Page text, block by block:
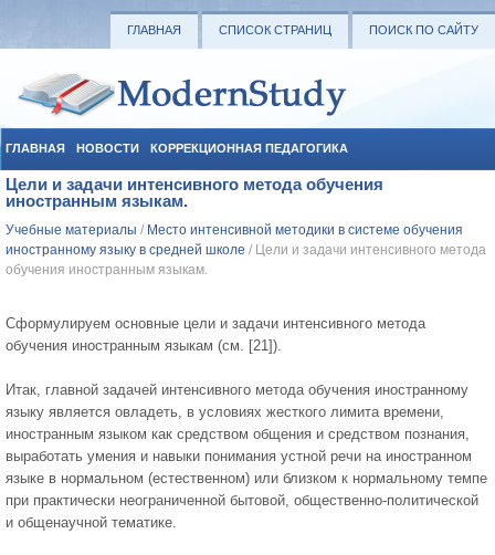
ГЛАВНАЯ СПИСОК СТРАНИЦ ПОИСК ПО САЙТУ
ГЛАВНАЯ НОВОСТИ КОРРЕКЦИОННАЯ ПЕДАГОГИКА
СОЦИАЛЬНАЯ ПЕДАГОГИКА УЧЕБНЫЕ МАТЕРИАЛЫ
Цели и задачи интенсивного метода обучения
иностранным языкам.
Учебные материалы / Место интенсивной методики в системе обучения
иностранному языку в средней школе / Цели и задачи интенсивного метода
обучения иностранным языкам.
Сформулируем основные цели и задачи интенсивного метода
обучения иностранным языкам (см. [21]).
Итак, главной задачей интенсивного метода обучения иностранному
языку является овладеть, в условиях жесткого лимита времени,
иностранным языком как средством общения и средством познания,
выработать умения и навыки понимания устной речи на иностранном
языке в нормальном (естественном) или близком к нормальному темпе
при практически неограниченной бытовой, общественно-политической
и общенаучной тематике.